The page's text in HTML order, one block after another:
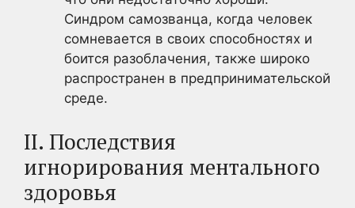
Синдром самозванца, когда человек
сомневается в своих способностях и
боится разоблачения, также широко
распространен в предпринимательской
среде.
II. Последствия
игнорирования ментального
здоровья